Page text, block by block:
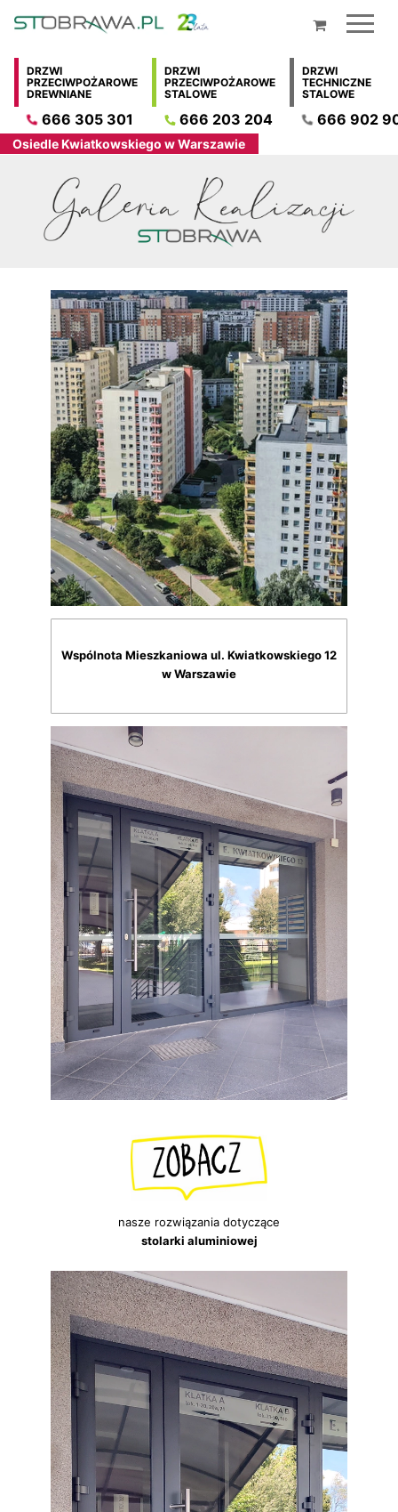
do
treści
DRZWI
PRZECIWPOŻAROWE
DREWNIANE
666 305 301
DRZWI
PRZECIWPOŻAROWE
STALOWE
666 203 204
DRZWI
TECHNICZNE
STALOWE
666 902
Osiedle Kwiatkowskiego w Warszawie
Wspólnota Mieszkaniowa ul. Kwiatkowskiego 12
w Warszawie
nasze rozwiązania dotyczące
stolarki aluminiowej